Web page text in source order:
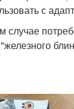
с
случае